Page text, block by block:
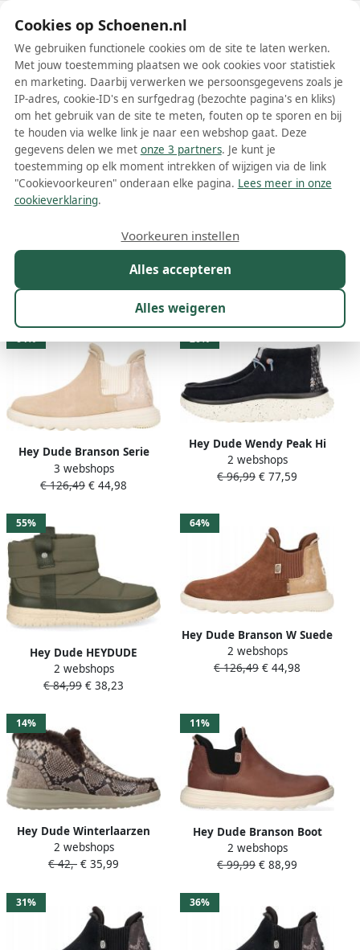
Schoenen.nl
Wis filters Alle filters
Hey Dude dames boots
Meer lezen
Kleur Prijs
19 resultaten:
64%
Hey Dude Branson Serie
Suède Enkellaarsjes
Comfortabel Zand Slang
3 webshops
€ 126,49 € 44,98
20%
Hey Dude Wendy Peak Hi
Suede Dames Botten Zwart
Zams
2 webshops
€ 96,99 € 77,59
55%
Hey Dude HEYDUDE
Camden Cuff Nylon Quilt
Dames Boots Donkergroen
2 webshops
€ 84,99 € 38,23
64%
Hey Dude Branson W Suede
Bootschoenen Zamszowa
Cholewka Elegante Chelsea
2 webshops
€ 126,49 € 44,98
14%
Hey Dude Winterlaarzen
Multicolor Dames
2 webshops
€ 42,- € 35,99
11%
Hey Dude Branson Boot
Craft Leather Coffee
Wandelschoenen Dames
2 webshops
€ 99,99 € 88,99
31% 36%
Cookies op Schoenen.nl
We gebruiken functionele cookies om de site te laten werken.
Met jouw toestemming plaatsen we ook cookies voor statistiek
en marketing. Daarbij verwerken we persoonsgegevens zoals je
IP-adres, cookie-ID's en surfgedrag (bezochte pagina's en kliks)
om het gebruik van de site te meten, fouten op te sporen en bij
te houden via welke link je naar een webshop gaat. Deze
gegevens delen we met onze 3 partners. Je kunt je
toestemming op elk moment intrekken of wijzigen via de link
"Cookievoorkeuren" onderaan elke pagina. Lees meer in onze
cookieverklaring.
Alles accepteren
Alles weigeren
Voorkeuren instellen